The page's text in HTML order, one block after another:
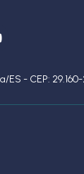
ES - CEP: